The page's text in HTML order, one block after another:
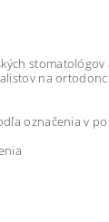
na
označenia v